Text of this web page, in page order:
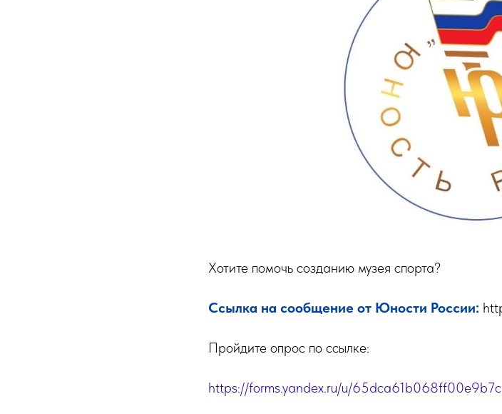
Хотите помочь созданию музея спорта?
Ссылка на сообщение от Юности России:
Пройдите опрос по ссылке:
https://forms.yandex.ru/u/